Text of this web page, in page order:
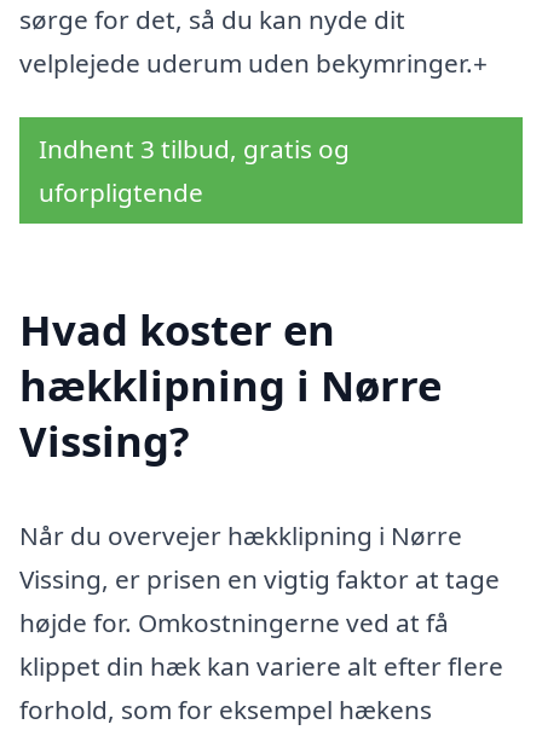
sørge for det, så du kan nyde dit
velplejede uderum uden bekymringer.+
Indhent 3 tilbud, gratis og
uforpligtende
Hvad koster en
hækklipning i Nørre
Vissing?
Når du overvejer hækklipning i Nørre
Vissing, er prisen en vigtig faktor at tage
højde for. Omkostningerne ved at få
klippet din hæk kan variere alt efter flere
forhold, som for eksempel hækens